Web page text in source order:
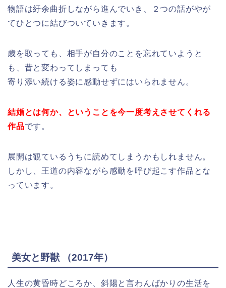
物語は紆余曲折しながら進んでいき、２つの話がやが
てひとつに結びついていきます。
歳を取っても、相手が自分のことを忘れていようと
も、昔と変わってしまっても
寄り添い続ける姿に感動せずにはいられません。
結婚とは何か、ということを今一度考えさせてくれる
作品です。
展開は観ているうちに読めてしまうかもしれません。
しかし、王道の内容ながら感動を呼び起こす作品とな
っています。
美女と野獣 （2017年）
人生の黄昏時どころか、斜陽と言わんばかりの生活を